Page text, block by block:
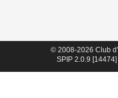
© 2008-2026 Club
SPIP 2.0.9 [14474]